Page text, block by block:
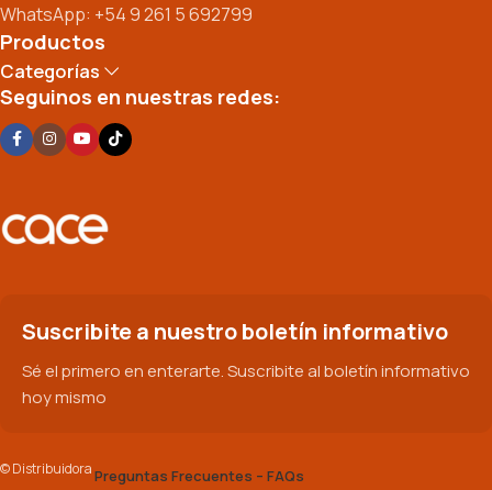
WhatsApp: +54 9 261 5 692799
Productos
Categorías
Seguinos en nuestras redes:
Suscribite a nuestro boletín informativo
Sé el primero en enterarte. Suscribite al boletín informativo
hoy mismo
© DistribuidoraPreguntas Frecuentes – FAQs